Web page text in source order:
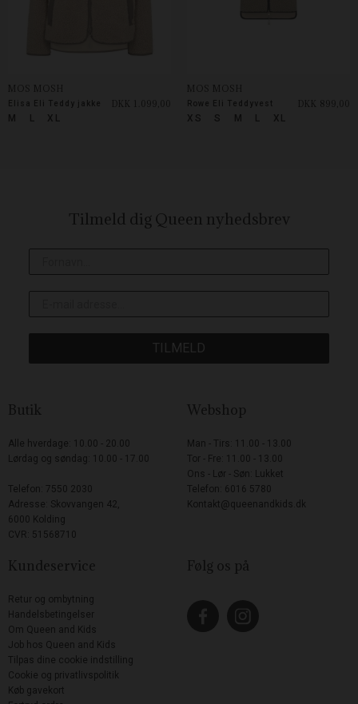
M L XL
MOS MOSH
Elisa Eli Teddy jakke
DKK 1.099,00
XS
S M L XL
MOS MOSH
Rowe Eli Teddyvest DKK 899,00
Tilmeld dig Queen nyhedsbrev
TILMELD
Butik
Alle hverdage: 10.00 - 20.00
Lørdag og søndag: 10.00 - 17.00
Telefon: 7550 2030
Adresse: Skovvangen 42,
6000 Kolding
CVR: 51568710
Webshop
Man - Tirs: 11.00 - 13.00
Tor - Fre: 11.00 - 13.00
Ons - Lør - Søn: Lukket
Telefon: 6016 5780
Kontakt@queenandkids.dk
Kundeservice
Retur og ombytning
Handelsbetingelser
Om Queen and Kids
Job hos Queen and Kids
Tilpas dine cookie indstilling
Cookie og privatlivspolitik
Køb gavekort
Følg os på